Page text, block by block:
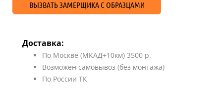
ВЫЗВАТЬ ЗАМЕРЩИКА С ОБРАЗЦАМИ
Доставка:
По Москве (МКАД+10км) 3500 р.
Возможен самовывоз (без монтажа)
По России ТК